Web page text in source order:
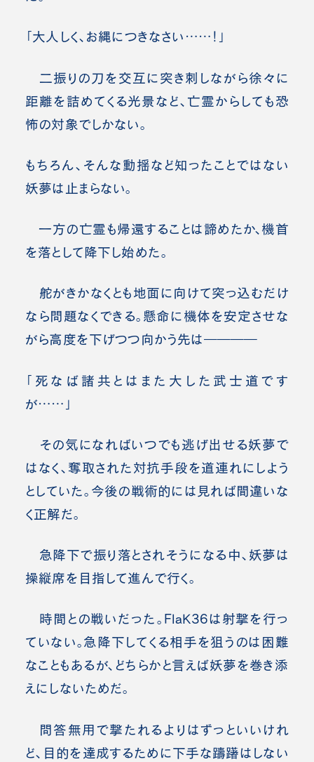
「大人しく、お縄につきなさい……！」
二振りの刀を交互に突き刺しながら徐々に
距離を詰めてくる光景など、亡霊からしても恐
怖の対象でしかない。
もちろん、そんな動揺など知ったことではない
妖夢は止まらない。
一方の亡霊も帰還することは諦めたか、機首
を落として降下し始めた。
舵がきかなくとも地面に向けて突っ込むだけ
なら問題なくできる。懸命に機体を安定させな
がら高度を下げつつ向かう先は――――
「死なば諸共とはまた大した武士道です
が……」
その気になればいつでも逃げ出せる妖夢で
はなく、奪取された対抗手段を道連れにしよう
としていた。今後の戦術的には見れば間違いな
く正解だ。
急降下で振り落とされそうになる中、妖夢は
操縦席を目指して進んで行く。
時間との戦いだった。FlaK36は射撃を行っ
ていない。急降下してくる相手を狙うのは困難
なこともあるが、どちらかと言えば妖夢を巻き添
えにしないためだ。
問答無用で撃たれるよりはずっといいけれ
ど、目的を達成するために下手な躊躇はしない